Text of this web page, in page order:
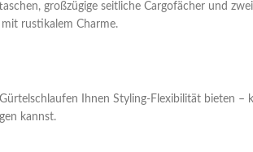
großzügige seitliche Cargofächer und
rustikalem Charme.
Ihnen Styling-Flexibilität bieten
kannst.